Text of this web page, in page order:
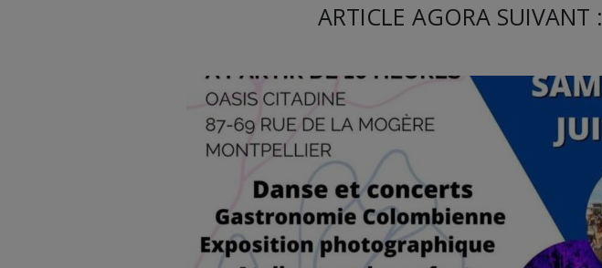
ARTICLE AGORA SUIVANT :